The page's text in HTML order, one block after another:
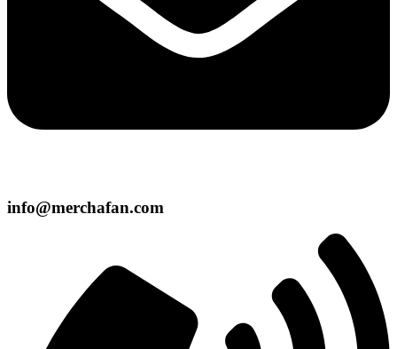
info@merchafan.com